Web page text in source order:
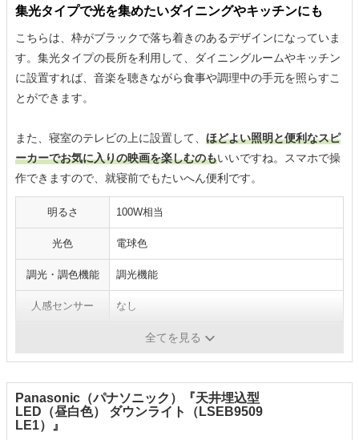
集光タイプで光を集めたいダイニングやキッチンにも
こちらは、枠がブラックで落ち着きのあるデザインになっていま
す。集光タイプの長所を利用して、ダイニングルームやキッチン
に設置すれば、音楽を聴きながら食事や調理中の手元を照らすこ
とができます。
また、寝室のテレビの上に設置して、 ほどよい照明と便利なスピ
ーカーでお気に入りの映画を楽しむのもいいですね。スマホで操
作できますので、就寝前でもたいへん便利です。
明るさ 100W相当
光色 電球色
調光・調色機能 調光機能
人感センサー なし
全てを見る
Panasonic（パナソニック）『天井埋込型
LED（昼白色） ダウンライト（LSEB9509
LE1）』